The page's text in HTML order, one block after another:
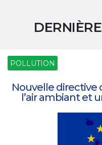
POLLUTION
Nouvelle directive
l’air ambiant et